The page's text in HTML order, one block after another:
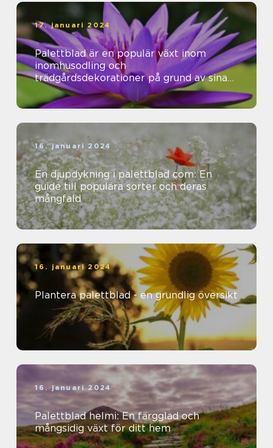
17. januari 2024
Palettblad är en populär växt inom
inomhusodling och
trädgårdsdekorationer på grund av sina
vackra färger och mönster
16. januari 2024
En djupdykning i palettblad com: En
guide till populära sorter och deras
mångfald
16. januari 2024
Plantera palettblad - en grundlig översikt
16. januari 2024
Palettblad helmi: En färgglad och
mångsidig växt för ditt hem